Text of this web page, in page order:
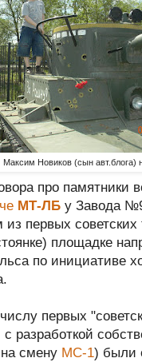
Максим Новиков (сын авт.блога)
про памятники
МТ-ЛБ у Завода
из первых
площадке
по инициативе
первых
разработкой
смену МС-1) были